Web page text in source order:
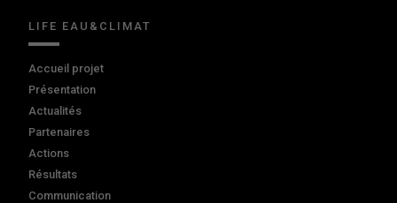
LIFE EAU&CLIMAT
Accueil projet
Présentation
Actualités
Partenaires
Actions
Résultats
Communication